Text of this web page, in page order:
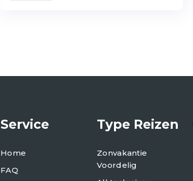
Service
Home
FAQ
Type Reizen
Zonvakantie
Voordelig